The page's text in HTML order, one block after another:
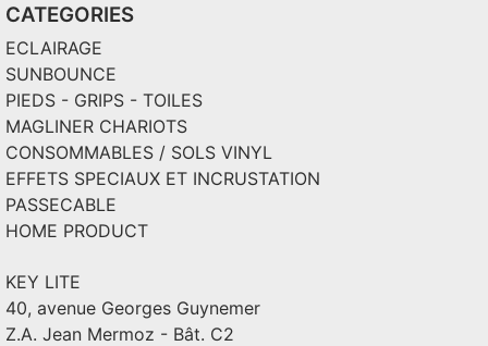
CATEGORIES
ECLAIRAGE
SUNBOUNCE
PIEDS - GRIPS - TOILES
MAGLINER CHARIOTS
CONSOMMABLES / SOLS VINYL
EFFETS SPECIAUX ET INCRUSTATION
PASSECABLE
HOME PRODUCT
KEY LITE
40, avenue Georges Guynemer
Z.A. Jean Mermoz - Bât. C2